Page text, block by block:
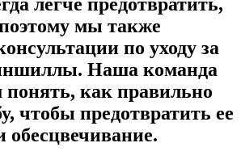
мы также
по уходу за
Наша команда
как правильно
чтобы предотвратить ее